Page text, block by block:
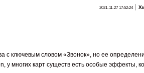
2021-11-27 17:52:24
с ключевым словом «Звонок», но ее
у многих карт существ есть особые эффекты,